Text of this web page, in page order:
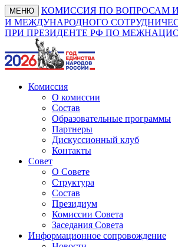
МЕНЮ
КОМИССИЯ ПО ВОПРОСАМ
И МЕЖДУНАРОДНОГО
ПРИ ПРЕЗИДЕНТЕ РФ ПО
Комиссия
О комиссии
Состав
Образовательные программы
Партнеры
Дискуссионный клуб
Контакты
Совет
О Совете
Структура
Состав
Президиум
Комиссии Совета
Заседания Совета
Информационное сопровождение